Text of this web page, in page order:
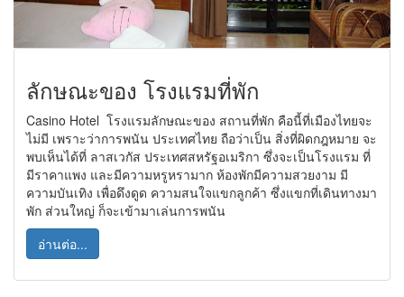
ลักษณะของ โรงแรมที่พัก
Casino Hotel โรงแรมลักษณะของ สถานที่พัก คือนี้ที่เมืองไทยจะ
ไม่มี เพราะว่าการพนัน ประเทศไทย ถือว่าเป็น สิ่งที่ผิดกฎหมาย จะ
พบเห็นได้ที่ ลาสเวกัส ประเทศสหรัฐอเมริกา ซึ่งจะเป็นโรงแรม ที่
มีราคาแพง และมีความหรูหรามาก ห้องพักมีความสวยงาม มี
ความบันเทิง เพื่อดึงดูด ความสนใจแขกลูกค้า ซึ่งแขกที่เดินทางมา
พัก ส่วนใหญ่ ก็จะเข้ามาเล่นการพนัน
อ่านต่อ...